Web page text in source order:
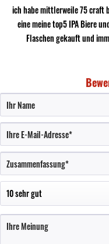
ich habe mittlerweile 75 craft
eine meine top5 IPA Biere
Flaschen gekauft und